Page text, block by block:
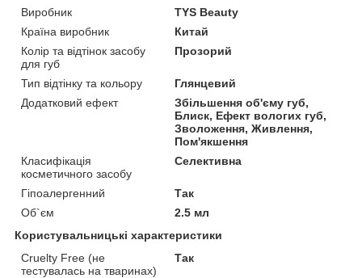
Виробник
TYS Beauty
Країна виробник
Китай
Колір та відтінок засобу
для губ
Прозорий
Тип відтінку та кольору
Глянцевий
Додатковий ефект
Збільшення об'єму губ,
Блиск, Ефект вологих губ,
Зволоження, Живлення,
Пом'якшення
Класифікація
косметичного засобу
Селективна
Гіпоалергенний
Так
Об`єм
2.5 мл
Користувальницькі характеристики
Cruelty Free (не
тестувалась на тваринах)
Так